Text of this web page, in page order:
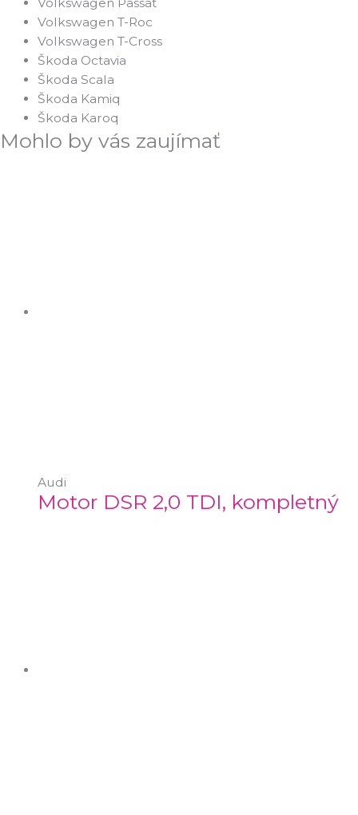
Volkswagen T-Roc
Volkswagen T-Cross
Škoda Octavia
Škoda Scala
Škoda Kamiq
Škoda Karoq
Mohlo by vás zaujímať
Audi
Motor DSR 2,0 TDI, kompletný